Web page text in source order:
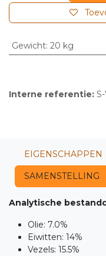
Gewicht: 20 kg
Interne referentie:
EIGENSCHAPPEN
SAMENSTELLING
Analytische
Olie: 7.0%
Eiwitten: 14%
Vezels: 15.5%